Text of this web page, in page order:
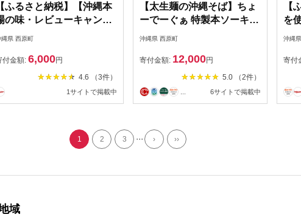
【ふるさと納税】【沖縄本
の味・レビューキャンペ
ン対象】与那覇食品のソ
付き)4食セット_沖縄そば
三枚肉 ソーキ そば 肉 沖縄
麦 沖縄そば 沖縄蕎麦 美
味しい セット 煮つけ ラフ
縄県 西原町
付金額:6,000円
4.6 （3件）
1サイトで掲載中
【太生麺の沖縄そば】ちょ
ーでーぐぁ 特製本ソーキ入
り 4食セット【配送不可地
沖縄県 西原町
寄付金額: 12,000円
5.0 （2件）
6サイトで掲載中
【
を
ト(
ー)
【
沖縄
寄付
1 2 3 ... › ››
域